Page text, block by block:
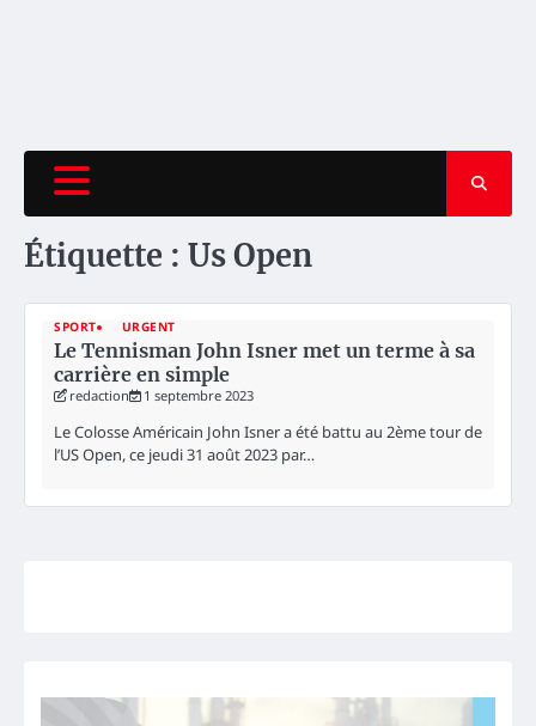
Étiquette : Us Open
SPORT URGENT
Le Tennisman John Isner met un terme à sa
carrière en simple
redaction 1 septembre 2023
Le Colosse Américain John Isner a été battu au 2ème tour de
l’US Open, ce jeudi 31 août 2023 par…